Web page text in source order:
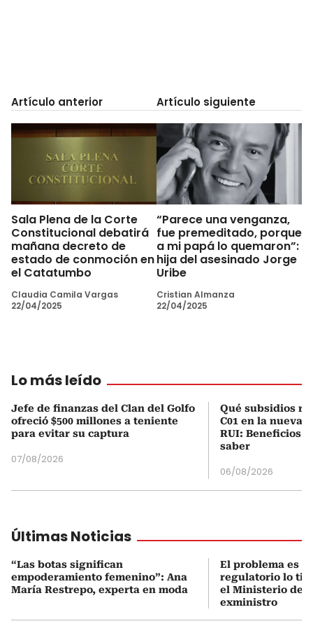
Artículo anterior
Sala Plena de la Corte
Constitucional debatirá
mañana decreto de
estado de conmoción en
el Catatumbo
Claudia Camila Vargas
22/04/2025
Artículo siguiente
“Parece una venganza,
fue premeditado, porque
a mi papá lo quemaron”:
hija del asesinado Jorge
Uribe
Cristian Almanza
22/04/2025
Lo más leído
Jefe de finanzas del Clan del Golfo
ofreció $500 millones a teniente
para evitar su captura
07/08/2026
Qué subsidios
C01 en la nueva
RUI: Beneficios
saber
06/08/2026
Últimas Noticias
“Las botas significan
empoderamiento femenino”: Ana
María Restrepo, experta en moda
El problema es
regulatorio lo
el Ministerio de
exministro